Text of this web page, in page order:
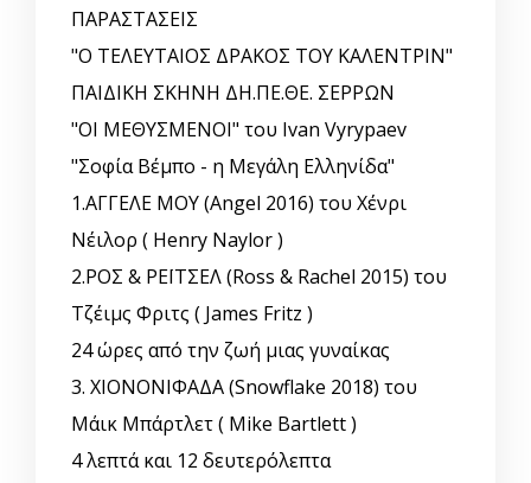
ΠΑΡΑΣΤΑΣΕΙΣ
"Ο ΤΕΛΕΥΤΑΙΟΣ ΔΡΑΚΟΣ ΤΟΥ ΚΑΛΕΝΤΡΙΝ"
ΠΑΙΔΙΚΗ ΣΚΗΝΗ ΔΗ.ΠΕ.ΘΕ. ΣΕΡΡΩΝ
"ΟΙ ΜΕΘΥΣΜΕΝΟΙ" του Ivan Vyrypaev
"Σοφία Βέμπο - η Μεγάλη Ελληνίδα"
1.ΑΓΓΕΛΕ ΜΟΥ (Angel 2016) του Χένρι
Νέιλορ ( Henry Naylor )
2.ΡΟΣ & ΡΕΪΤΣΕΛ (Ross & Rachel 2015) του
Τζέιμς Φριτς ( James Fritz )
24 ώρες από την ζωή μιας γυναίκας
3. ΧΙΟΝΟΝΙΦΑΔΑ (Snowflake 2018) του
Μάικ Μπάρτλετ ( Mike Bartlett )
4 λεπτά και 12 δευτερόλεπτα